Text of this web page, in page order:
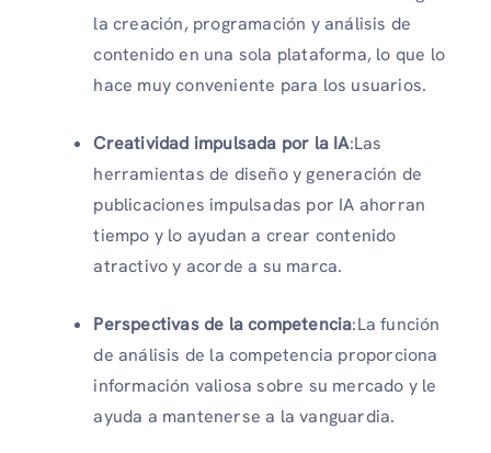
la creación, programación y análisis de
contenido en una sola plataforma, lo que lo
hace muy conveniente para los usuarios.
Creatividad impulsada por la IA:Las
herramientas de diseño y generación de
publicaciones impulsadas por IA ahorran
tiempo y lo ayudan a crear contenido
atractivo y acorde a su marca.
Perspectivas de la competencia:La función
de análisis de la competencia proporciona
información valiosa sobre su mercado y le
ayuda a mantenerse a la vanguardia.